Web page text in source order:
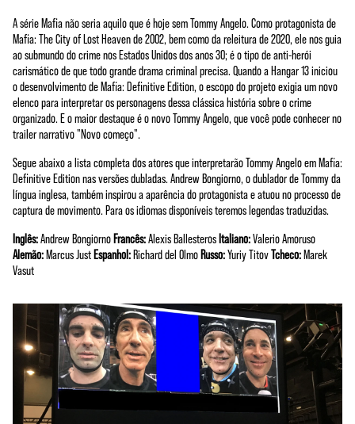
A série Mafia não seria aquilo que é hoje sem Tommy Angelo. Como protagonista de
Mafia: The City of Lost Heaven de 2002, bem como da releitura de 2020, ele nos guia
ao submundo do crime nos Estados Unidos dos anos 30; é o tipo de anti-herói
carismático de que todo grande drama criminal precisa. Quando a Hangar 13 iniciou
o desenvolvimento de Mafia: Definitive Edition, o escopo do projeto exigia um novo
elenco para interpretar os personagens dessa clássica história sobre o crime
organizado. E o maior destaque é o novo Tommy Angelo, que você pode conhecer no
trailer narrativo "Novo começo".
Segue abaixo a lista completa dos atores que interpretarão Tommy Angelo em Mafia:
Definitive Edition nas versões dubladas. Andrew Bongiorno, o dublador de Tommy da
língua inglesa, também inspirou a aparência do protagonista e atuou no processo de
captura de movimento. Para os idiomas disponíveis teremos legendas traduzidas.
Inglês:Andrew BongiornoFrancês:Alexis BallesterosItaliano:Valerio Amoruso
Alemão:Marcus JustEspanhol:Richard del OlmoRusso:Yuriy TitovTcheco:Marek
Vasut